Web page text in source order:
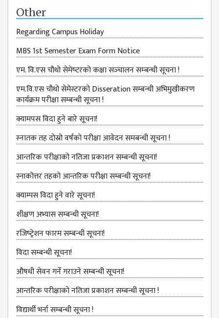
ACCOUNT
COMMITTEE
ADVISORY
COMMITTEE
COMMITTEE
SELF-
ASSESSMENT
TEAM (SAT)
INTERNAL
QUALITY
ASSURANCE
COMMITTEE
(IQAC)
SCHOLARSHIP
& STUDENTS
ASSISTANCE
COMMITTEE
EMIS UNIT
RESEARCH
MANAGEMENT
CELL
EDUCATIONAL
CONSULTANT
Other
Regarding Campus Holiday
MBS 1st Semester Exam Form Notice
एम. वि.एस चौथो सेमेष्‍टरको कक्षा सञ्‍चालन सम्‍बन्‍धी सूचना !
एम.वि.एस चौथो सेमेस्टरको Disseration सम्बन्धी अभिमुखीकरण
कार्यक्रम परीक्षा सम्बन्धी सूचना !
क्यामपस विदा हुने बारे सूचना!
स्‍नातक तह दोस्रो वर्षको परीक्षा आवेदन समबन्धी सूचना !
आन्तरिक परीक्षाको नतिजा प्रकाशन सम्बन्धी सूचना!
स्नाकोत्तर तहको आन्तरिक परीक्षा सम्बन्धी सूचना!
क्याम्पस विदा हुने वारे सूचना!
शीक्षण अभ्यास सम्बन्धी सूचना!
रजिष्‍ट्रेशन फारम सम्बन्धी सूचना!
विदा सम्बन्धी सूचना!
औषधी सेवन गर्ने गराउने सम्बन्धी सूचना!
आन्तरिक परीक्षाको नतिजा प्रकाशन सम्बन्धी सूचना !
विद्यार्थी भर्ना सम्बन्धी सूचना !